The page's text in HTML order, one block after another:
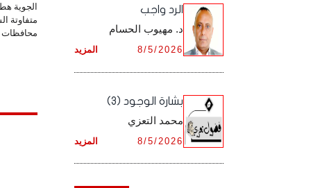
الجوية
متفاوتة
محافظات
الرد واجب
د. مهيوب الحسام
المزيد 8/5/2026
بشارة الوجود (3)
محمد التعزي
المزيد 8/5/2026